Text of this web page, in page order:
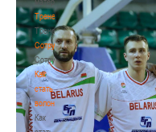
Тренерам
Тренерам
Сотрудничество
Сотрудничество
Как
стать
волонтером
Как